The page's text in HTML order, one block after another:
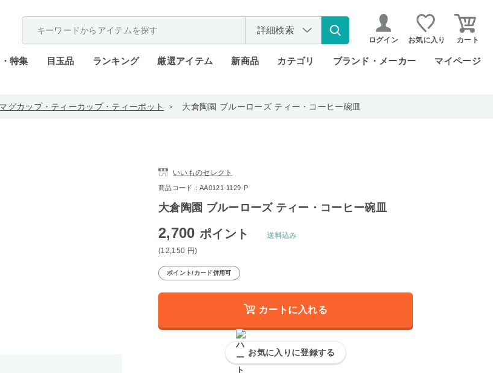
詳細検索
ログイン お気に入り カート
特集 目玉品 ランキング 厳選アイテム 新商品 カテゴリ ブランド・メーカー マイページ
マグカップ・ティーカップ・ティーポット 大倉陶園 ブルーローズ ティー・コーヒー碗皿
いいものセレクト
商品コード：AA0121-1129-P
大倉陶園 ブルーローズ ティー・コーヒー碗皿
2,700 ポイント
(12,150 円)
送料込み
ポイント/カード併用可
カートに入れる
お気に入りに登録する